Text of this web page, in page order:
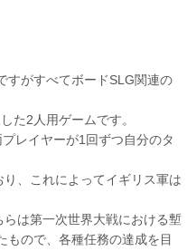
すがすべてボードSLG関連の
た2人用ゲームです。
レイヤーが1回ずつ自分のタ
、これによってイギリス軍は
は第一次世界大戦における塹
もので、各種任務の達成を目